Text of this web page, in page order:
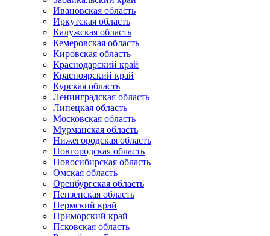
Ивановская область
Иркутская область
Калужская область
Кемеровская область
Кировская область
Краснодарский край
Красноярский край
Курская область
Ленинградская область
Липецкая область
Московская область
Мурманская область
Нижегородская область
Новгородская область
Новосибирская область
Омская область
Оренбургская область
Пензенская область
Пермский край
Приморский край
Псковская область